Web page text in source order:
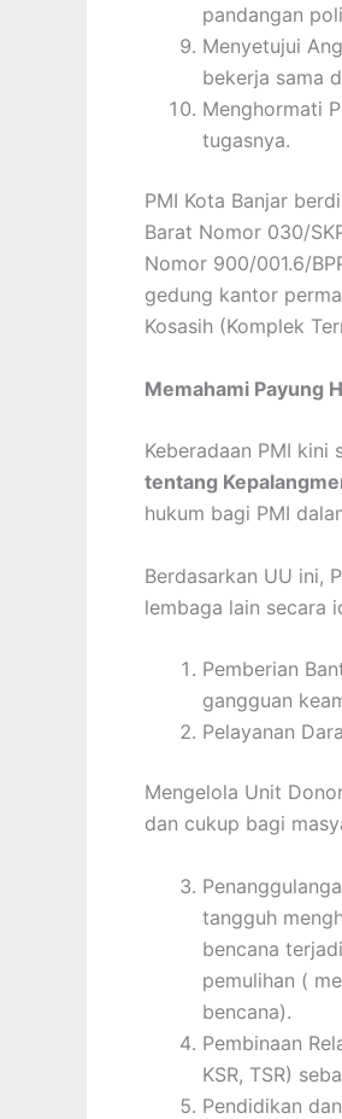
pandangan
Menyetujui
bekerja sama
Menghormati
tugasnya.
PMI Kota Banjar
Barat Nomor 030/
Nomor 900/001.6/
gedung kantor
Kosasih (Komplek
Memahami Payung
Keberadaan PMI kini
tentang
hukum bagi PMI
Berdasarkan UU ini,
lembaga lain secara
Pemberian
gangguan
Pelayanan
Mengelola Unit
dan cukup bagi
tangguh
bencana
pemulihan (
bencana).
Pembinaan
KSR, TSR)
Pendidikan